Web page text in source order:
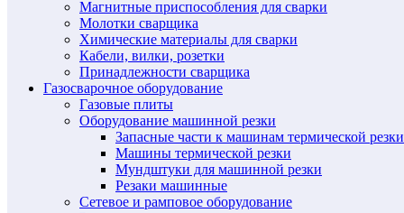
Магнитные приспособления для сварки
Молотки сварщика
Химические материалы для сварки
Кабели, вилки, розетки
Принадлежности сварщика
Газосварочное оборудование
Газовые плиты
Оборудование машинной резки
Запасные части к машинам термической резки
Машины термической резки
Мундштуки для машинной резки
Резаки машинные
Сетевое и рамповое оборудование